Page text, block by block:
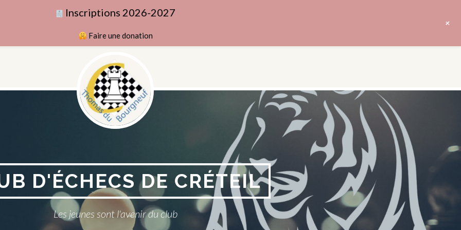
D'ÉCHECS DE CRÉTEIL
Les jeunes sont l'avenir du club
Inscriptions 2026-2027
Faire une donation
+